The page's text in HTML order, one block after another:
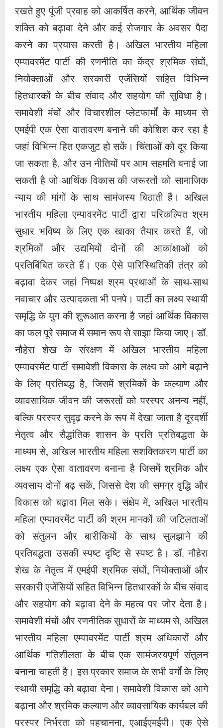
रखते हुए पूंजी प्रवाह को आकर्षित करने, आर्थिक जीवन
शक्ति को बढ़ावा देने और कई रोजगार के अवसर पैदा
करने का प्रयास करती है। अखिल भारतीय महिला
एम्पावरमेंट पार्टी की रणनीति का केंद्र श्रमिक संघों,
नियोक्ताओं और सरकारी एजेंसियों सहित विभिन्न
हितधारकों के बीच संवाद और सहयोग की सुविधा है।
समावेशी मंचों और विचारशील प्लेटफार्मों के माध्यम से
एमईपी एक ऐसा वातावरण बनाने की कोशिश कर रहा है
जहां विभिन्न हित एकजुट हो सकें। चिंताओं को दूर किया
जा सकता है, और उन नीतियों पर आम सहमति बनाई जा
सकती है जो आर्थिक विकास की जरूरतों को सामाजिक
न्याय की मांगों के साथ सामंजस्य बिठाती हैं। अखिल
भारतीय महिला एम्पावरमेंट पार्टी द्वारा परिकल्पित श्रम
सुधार भविष्य के लिए एक खाका तैयार करते हैं, जो
श्रमिकों और उद्यमियों दोनों की आकांक्षाओं को
प्रतिबिंबित करते हैं। एक ऐसे पारिस्थितिकी तंत्र को
बढ़ावा देकर जहां निष्पक्ष श्रम प्रथाओं के साथ-साथ
नवाचार और उत्पादकता भी पनपे। पार्टी का लक्ष्य स्थायी
समृद्धि के युग की शुरूआत करना है जहां आर्थिक विकास
का फल पूरे समाज में समान रूप से साझा किया जाए। डॉ.
नौहेरा शेख के संरक्षण में अखिल भारतीय महिला
एम्पावरमेंट पार्टी समावेशी विकास के लक्ष्य को आगे बढ़ाने
के लिए प्रतिबद्ध है, जिसमें श्रमिकों के कल्याण और
व्यावसायिक जीवन की जरूरतों को परस्पर अनन्य नहीं,
बल्कि परस्पर सुदृढ़ करने के रूप में देखा जाता है दूरदर्शी
नेतृत्व और सैद्धांतिक शासन के प्रति प्रतिबद्धता के
माध्यम से, अखिल भारतीय महिला सशक्तिकरण पार्टी का
लक्ष्य एक ऐसा वातावरण बनाना है जिसमें श्रमिक और
व्यवसाय दोनों बढ़ सकें, जिससे देश की समग्र वृद्धि और
विकास को बढ़ावा मिल सके। संक्षेप में, अखिल भारतीय
महिला एम्पावरमेंट पार्टी की श्रम मानकों की जटिलताओं
को संतुलन और बारीकियों के साथ सुलझाने की
प्रतिबद्धता उसकी स्पष्ट दृष्टि से स्पष्ट है। डॉ. नौहेरा
शेख के नेतृत्व में एमईपी श्रमिक संघों, नियोक्ताओं और
सरकारी एजेंसियों सहित विभिन्न हितधारकों के बीच संवाद
और सहयोग को बढ़ावा देने के महत्व पर जोर देता है।
समावेशी मंचों और रणनीतिक सुधारों के माध्यम से, अखिल
भारतीय महिला एम्पावरमेंट पार्टी श्रम अधिकारों और
आर्थिक गतिशीलता के बीच एक सामंजस्यपूर्ण संतुलन
बनाना चाहती है। इस प्रकार समाज के सभी वर्गों के लिए
स्थायी समृद्धि को बढ़ावा देना। समावेशी विकास को आगे
बढ़ाना और श्रमिक कल्याण और व्यावसायिक कार्यबल की
परस्पर निर्भरता को पहचानना, एआईएमईपी। एक ऐसे